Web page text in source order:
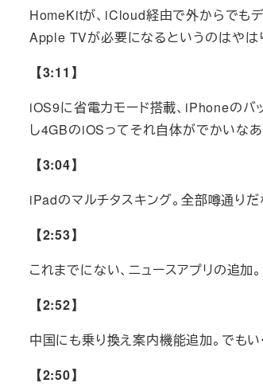
HomeKitが、iCloud経由で外からでも
Apple TVが必要になるというのはやは
【3:11】
iOS9に省電力モード搭載、iPhoneのバ
し4GBのiOSってそれ自体がでかいなあ
【3:04】
iPadのマルチタスキング。全部噂通りだ
【2:53】
これまでにない、ニュースアプリの追加
【2:52】
中国にも乗り換え案内機能追加。でも
【2:50】